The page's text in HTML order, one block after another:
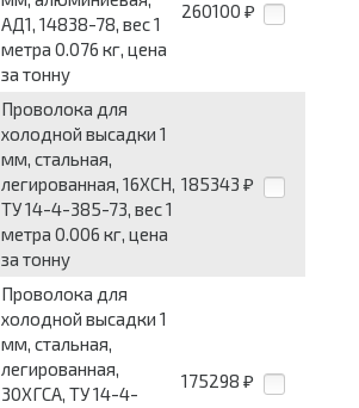
АД1, 14838-78, вес 1
метра 0.076 кг, цена
за тонну
260100 ₽
Проволока для
холодной высадки 1
мм, стальная,
легированная, 16ХСН,
ТУ 14-4-385-73, вес 1
метра 0.006 кг, цена
за тонну
185343 ₽
Проволока для
холодной высадки 1
мм, стальная,
легированная,
30ХГСА, ТУ 14-4-
175298 ₽